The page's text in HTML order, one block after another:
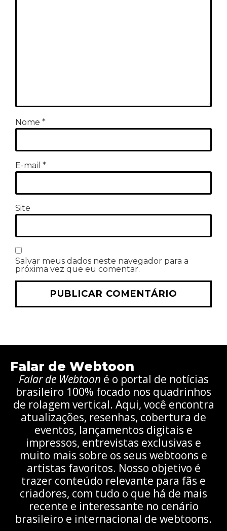
Nome *
E-mail *
Site
Salvar meus dados neste navegador para a
próxima vez que eu comentar.
Falar de Webtoon
Falar de Webtoon é o portal de notícias
brasileiro 100% focado nos quadrinhos
de rolagem vertical. Aqui, você encontra
atualizações, resenhas, cobertura de
eventos, lançamentos digitais e
impressos, entrevistas exclusivas e
muito mais sobre os seus webtoons e
artistas favoritos. Nosso objetivo é
trazer conteúdo relevante para fãs e
criadores, com tudo o que há de mais
recente e interessante no cenário
brasileiro e internacional de webtoons.